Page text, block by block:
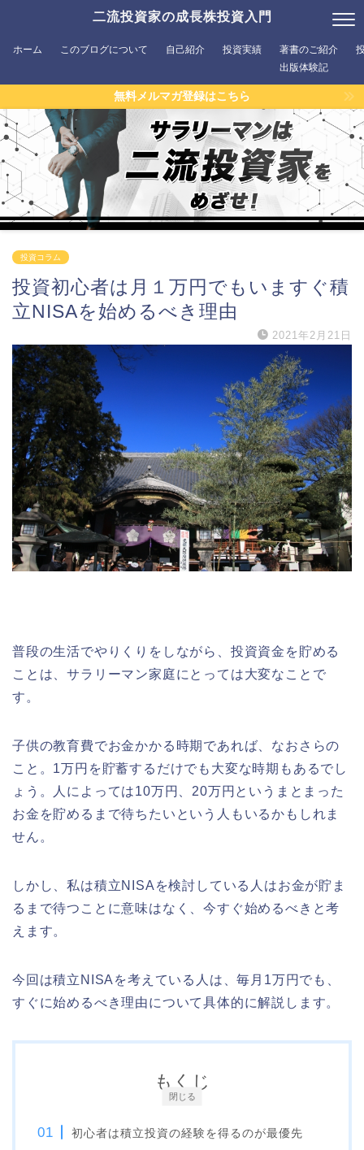
二流投資家の成長株投資入門
ホーム このブログについて 自己紹介 投資実績
著書のご紹介
出版体験記
無料メルマガ登録はこちら
投資コラム
投資初心者は月１万円でもいますぐ積
立NISAを始めるべき理由
2021年2月21日
普段の生活でやりくりをしながら、投資資金を貯める
ことは、サラリーマン家庭にとっては大変なことで
す。
子供の教育費でお金かかる時期であれば、なおさらの
こと。1万円を貯蓄するだけでも大変な時期もあるでし
ょう。人によっては10万円、20万円というまとまった
お金を貯めるまで待ちたいという人もいるかもしれま
せん。
しかし、私は積立NISAを検討している人はお金が貯ま
るまで待つことに意味はなく、今すぐ始めるべきと考
えます。
今回は積立NISAを考えている人は、毎月1万円でも、
すぐに始めるべき理由について具体的に解説します。
閉じる
もくじ
初心者は積立投資の経験を得るのが最優先